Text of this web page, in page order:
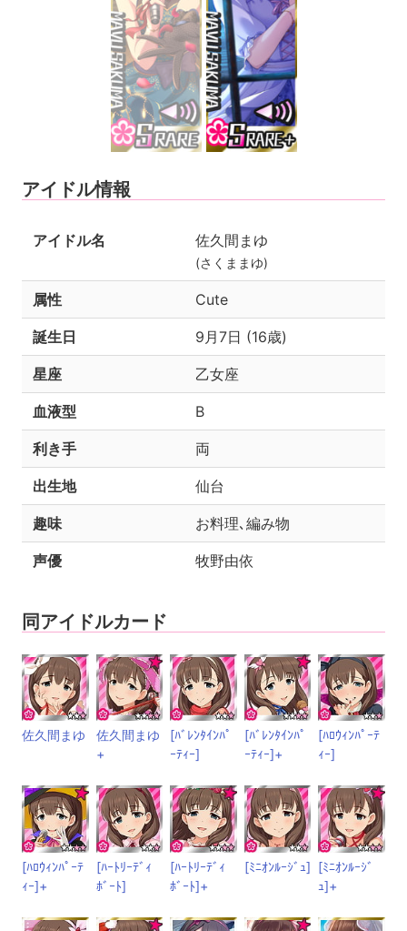
アイドル情報
アイドル名 佐久間まゆ
(さくままゆ)
属性 Cute
誕生日 9月7日 (16歳)
星座 乙女座
血液型 B
利き手 両
出生地 仙台
趣味 お料理､編み物
声優 牧野由依
同アイドルカード
佐久間まゆ
佐久間まゆ
+
[ﾊﾞﾚﾝﾀｲﾝﾊﾟ
ｰﾃｨｰ]
[ﾊﾞﾚﾝﾀｲﾝﾊﾟ
ｰﾃｨｰ]+
[ﾊﾛｳｨﾝﾊﾟｰﾃ
ｨｰ]
[ﾊﾛｳｨﾝﾊﾟｰﾃ
ｨｰ]+
[ﾊｰﾄﾘｰﾃﾞｨ
ﾎﾞｰﾄ]
[ﾊｰﾄﾘｰﾃﾞｨ
ﾎﾞｰﾄ]+
[ﾐﾆｵﾝﾙｰｼﾞｭ] [ﾐﾆｵﾝﾙｰｼﾞ
ｭ]+